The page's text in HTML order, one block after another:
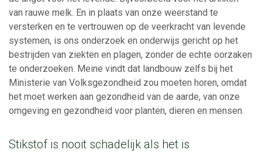
van rauwe melk. En in plaats van onze weerstand te
versterken en te vertrouwen op de veerkracht van levende
systemen, is ons onderzoek en onderwijs gericht op het
bestrijden van ziekten en plagen, zonder de echte oorzaken
te onderzoeken. Meine vindt dat landbouw zelfs bij het
Ministerie van Volksgezondheid zou moeten horen, omdat
het moet werken aan gezondheid van de aarde, van onze
omgeving en gezondheid voor planten, dieren en mensen.
Stikstof is nooit schadelijk als het is